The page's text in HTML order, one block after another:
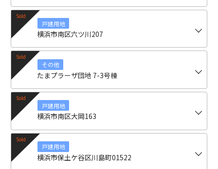
戸建用地
横浜市南区六ツ川207
その他
たまプラーザ団地 7-3号棟
戸建用地
横浜市南区大岡163
戸建用地
横浜市保土ケ谷区川島町01522